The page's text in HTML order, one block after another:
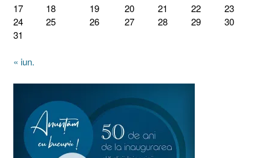
17
18 19 20 21 22
23
24
25 26 27 28 29
30
31
« iun.